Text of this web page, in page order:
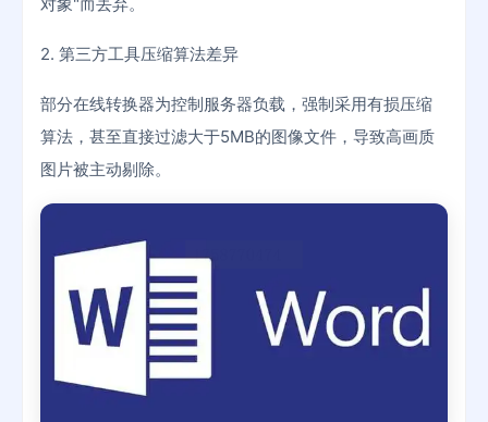
2. 第三方工具压缩算法差异
部分在线转换器为控制服务器负载，强制采用有损压缩
算法，甚至直接过滤大于5MB的图像文件，导致高画质
图片被主动剔除。